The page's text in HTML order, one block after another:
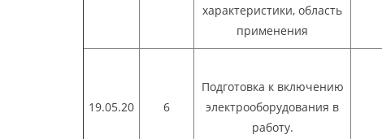
характеристики, область
применения
19.05.20 6
Подготовка к включению
электрооборудования в
работу.